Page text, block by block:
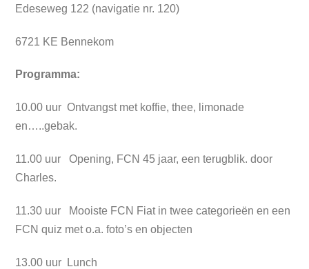
Edeseweg 122 (navigatie nr. 120)
6721 KE Bennekom
Programma:
10.00 uur Ontvangst met koffie, thee, limonade
en…..gebak.
11.00 uur Opening, FCN 45 jaar, een terugblik. door
Charles.
11.30 uur Mooiste FCN Fiat in twee categorieën en een
FCN quiz met o.a. foto’s en objecten
13.00 uur Lunch